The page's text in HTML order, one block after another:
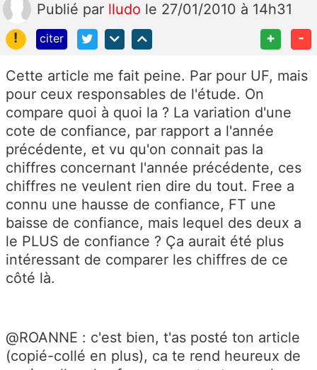
Publié par lludo le 27/01/2010 à 14h31
!
citer + -
Cette article me fait peine. Par pour UF, mais
pour ceux responsables de l'étude. On
compare quoi à quoi la ? La variation d'une
cote de confiance, par rapport a l'année
précédente, et vu qu'on connait pas la
chiffres concernant l'année précédente, ces
chiffres ne veulent rien dire du tout. Free a
connu une hausse de confiance, FT une
baisse de confiance, mais lequel des deux a
le PLUS de confiance ? Ça aurait été plus
intéressant de comparer les chiffres de ce
côté là.
@ROANNE : c'est bien, t'as posté ton article
(copié-collé en plus), ca te rend heureux de